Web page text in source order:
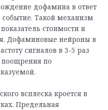
дофамина в ответ
Такой механизм
стоимости и
Дофаминовые нейроны в
сигналов в 3-5 раз
по
всплеска кроется в
Предельная